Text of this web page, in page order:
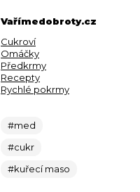
Vařímedobroty.cz
Cukroví
Omáčky
Předkrmy
Recepty
Rychlé pokrmy
#med
#cukr
#kuřecí maso